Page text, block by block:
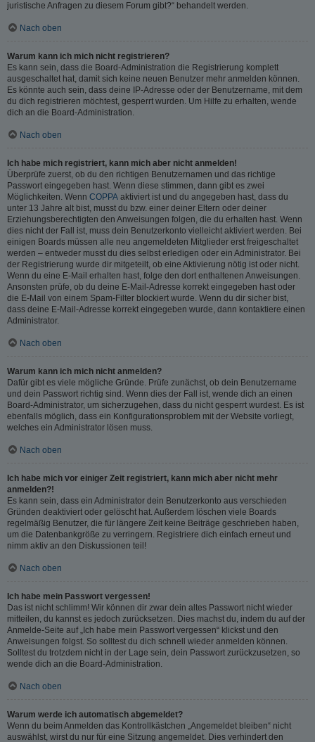
juristische Anfragen zu diesem Forum gibt?“ behandelt werden.
Nach oben
Warum kann ich mich nicht registrieren?
Es kann sein, dass die Board-Administration die Registrierung komplett
ausgeschaltet hat, damit sich keine neuen Benutzer mehr anmelden können.
Es könnte auch sein, dass deine IP-Adresse oder der Benutzername, mit dem
du dich registrieren möchtest, gesperrt wurden. Um Hilfe zu erhalten, wende
dich an die Board-Administration.
Nach oben
Ich habe mich registriert, kann mich aber nicht anmelden!
Überprüfe zuerst, ob du den richtigen Benutzernamen und das richtige
Passwort eingegeben hast. Wenn diese stimmen, dann gibt es zwei
Möglichkeiten. Wenn COPPA aktiviert ist und du angegeben hast, dass du
unter 13 Jahre alt bist, musst du bzw. einer deiner Eltern oder deiner
Erziehungsberechtigten den Anweisungen folgen, die du erhalten hast. Wenn
dies nicht der Fall ist, muss dein Benutzerkonto vielleicht aktiviert werden. Bei
einigen Boards müssen alle neu angemeldeten Mitglieder erst freigeschaltet
werden – entweder musst du dies selbst erledigen oder ein Administrator. Bei
der Registrierung wurde dir mitgeteilt, ob eine Aktivierung nötig ist oder nicht.
Wenn du eine E-Mail erhalten hast, folge den dort enthaltenen Anweisungen.
Ansonsten prüfe, ob du deine E-Mail-Adresse korrekt eingegeben hast oder
die E-Mail von einem Spam-Filter blockiert wurde. Wenn du dir sicher bist,
dass deine E-Mail-Adresse korrekt eingegeben wurde, dann kontaktiere einen
Administrator.
Nach oben
Warum kann ich mich nicht anmelden?
Dafür gibt es viele mögliche Gründe. Prüfe zunächst, ob dein Benutzername
und dein Passwort richtig sind. Wenn dies der Fall ist, wende dich an einen
Board-Administrator, um sicherzugehen, dass du nicht gesperrt wurdest. Es ist
ebenfalls möglich, dass ein Konfigurationsproblem mit der Website vorliegt,
welches ein Administrator lösen muss.
Nach oben
Ich habe mich vor einiger Zeit registriert, kann mich aber nicht mehr
anmelden?!
Es kann sein, dass ein Administrator dein Benutzerkonto aus verschieden
Gründen deaktiviert oder gelöscht hat. Außerdem löschen viele Boards
regelmäßig Benutzer, die für längere Zeit keine Beiträge geschrieben haben,
um die Datenbankgröße zu verringern. Registriere dich einfach erneut und
nimm aktiv an den Diskussionen teil!
Nach oben
Ich habe mein Passwort vergessen!
Das ist nicht schlimm! Wir können dir zwar dein altes Passwort nicht wieder
mitteilen, du kannst es jedoch zurücksetzen. Dies machst du, indem du auf der
Anmelde-Seite auf „Ich habe mein Passwort vergessen“ klickst und den
Anweisungen folgst. So solltest du dich schnell wieder anmelden können.
Solltest du trotzdem nicht in der Lage sein, dein Passwort zurückzusetzen, so
wende dich an die Board-Administration.
Nach oben
Warum werde ich automatisch abgemeldet?
Wenn du beim Anmelden das Kontrollkästchen „Angemeldet bleiben“ nicht
auswählst, wirst du nur für eine Sitzung angemeldet. Dies verhindert den